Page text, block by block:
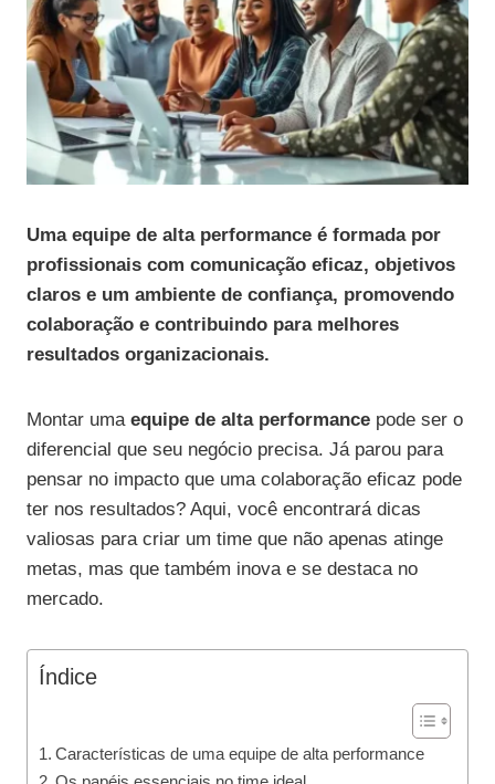
Uma equipe de alta performance é formada por
profissionais com comunicação eficaz, objetivos
claros e um ambiente de confiança, promovendo
colaboração e contribuindo para melhores
resultados organizacionais.
Montar uma equipe de alta performance pode ser o
diferencial que seu negócio precisa. Já parou para
pensar no impacto que uma colaboração eficaz pode
ter nos resultados? Aqui, você encontrará dicas
valiosas para criar um time que não apenas atinge
metas, mas que também inova e se destaca no
mercado.
Índice
Características de uma equipe de alta performance